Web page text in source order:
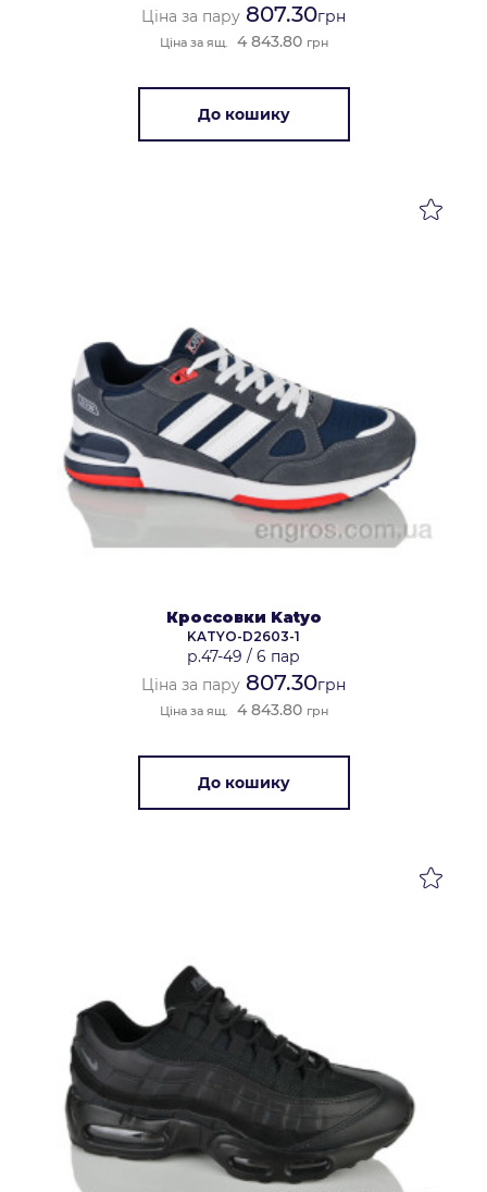
Ціна за пару 807.30грн
Ціна за ящ. 4 843.80 грн
До кошику
Кроссовки Katyo
KATYO-D2603-1
р.47-49 / 6 пар
Ціна за пару 807.30грн
Ціна за ящ. 4 843.80 грн
До кошику